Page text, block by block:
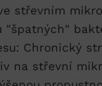
střevním
"špatných"
Chronický
na střevní